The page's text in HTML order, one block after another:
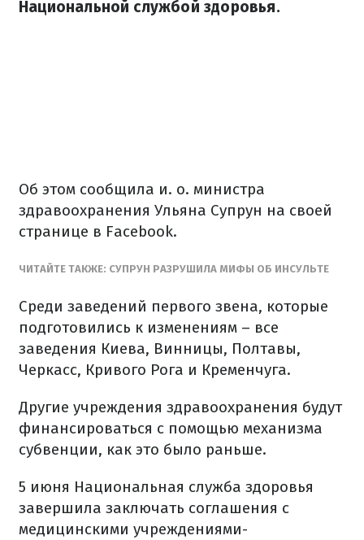
Национальной службой здоровья.
Об этом сообщила и. о. министра
здравоохранения Ульяна Супрун на своей
странице в Facebook.
ЧИТАЙТЕ ТАКЖЕ: СУПРУН РАЗРУШИЛА МИФЫ ОБ ИНСУЛЬТЕ
Среди заведений первого звена, которые
подготовились к изменениям – все
заведения Киева, Винницы, Полтавы,
Черкасс, Кривого Рога и Кременчуга.
Другие учреждения здравоохранения будут
финансироваться с помощью механизма
субвенции, как это было раньше.
5 июня Национальная служба здоровья
завершила заключать соглашения с
медицинскими учреждениями-